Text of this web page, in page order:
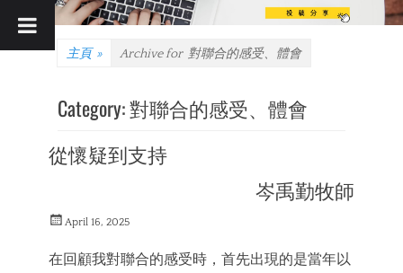
主頁 » Archive for 對聯合的感受、體會
Category:對聯合的感受、體會
從懷疑到支持
岑禹勤牧師
PostedApril 16, 2025
在回顧我對聯合的感受時，首先出現的是當年以